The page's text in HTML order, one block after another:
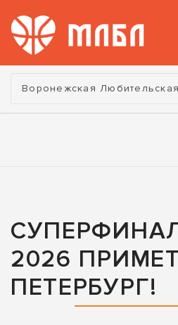
Турнир:
Воронежская
2026
ПЕТЕРБУРГ!